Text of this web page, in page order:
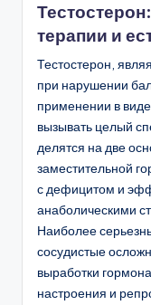
терапии и
Тестостерон,
при нарушении
применении в
вызывать целый
делятся на две
заместительной
с дефицитом и
анаболическими
Наиболее
сосудистые
выработки
настроения и